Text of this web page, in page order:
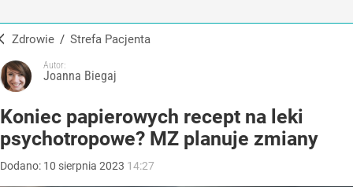
Zdrowie / Strefa Pacjenta
Autor:
Joanna Biegaj
Koniec papierowych recept na leki
psychotropowe? MZ planuje zmiany
Dodano: 10 sierpnia 2023 14:27